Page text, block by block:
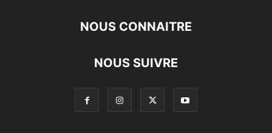
NOUS CONNAITRE
NOUS SUIVRE